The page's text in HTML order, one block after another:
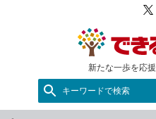
新たな一歩を応
キーワードで検索